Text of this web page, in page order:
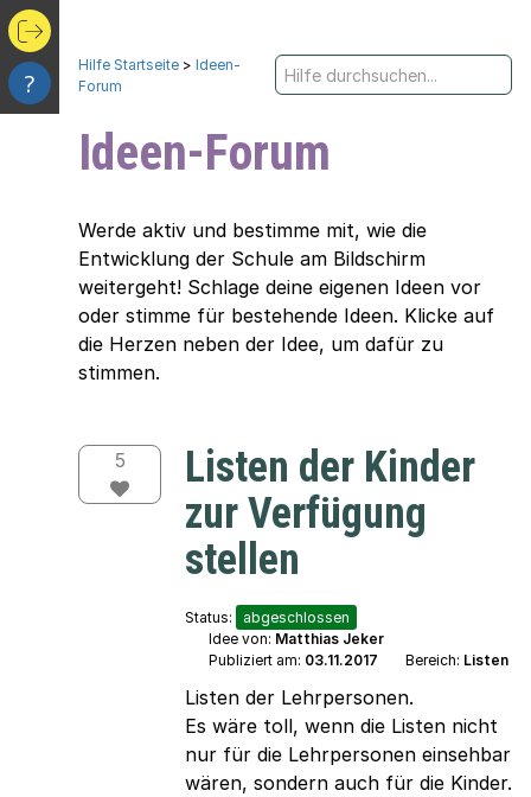
?
Hilfe Startseite > Ideen-
Forum
Ideen-Forum
Werde aktiv und bestimme mit, wie die
Entwicklung der Schule am Bildschirm
weitergeht! Schlage deine eigenen Ideen vor
oder stimme für bestehende Ideen. Klicke auf
die Herzen neben der Idee, um dafür zu
stimmen.
5
Listen der Kinder
zur Verfügung
stellen
Status:
abgeschlossen
Idee von: Matthias Jeker
Publiziert am: 03.11.2017 Bereich: Listen
Listen der Lehrpersonen.
Es wäre toll, wenn die Listen nicht
nur für die Lehrpersonen einsehbar
wären, sondern auch für die Kinder.